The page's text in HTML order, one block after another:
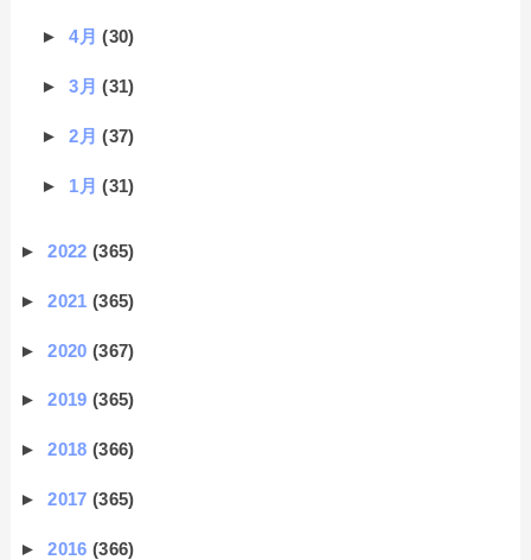
►4月(30)
►3月(31)
►2月(37)
► 1月(31)
►2022(365)
►2021(365)
►2020(367)
►2019(365)
►2018(366)
►2017(365)
►2016(366)